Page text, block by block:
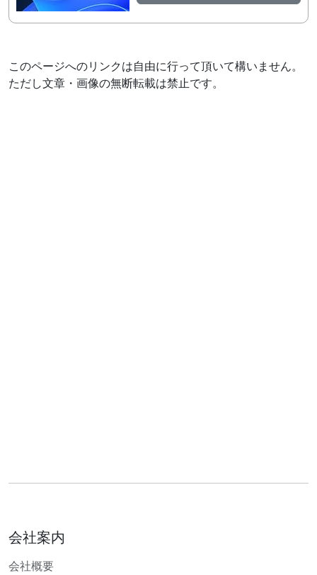
このページへのリンクは自由に行って頂いて構いません。
ただし文章・画像の無断転載は禁止です。
会社案内
会社概要